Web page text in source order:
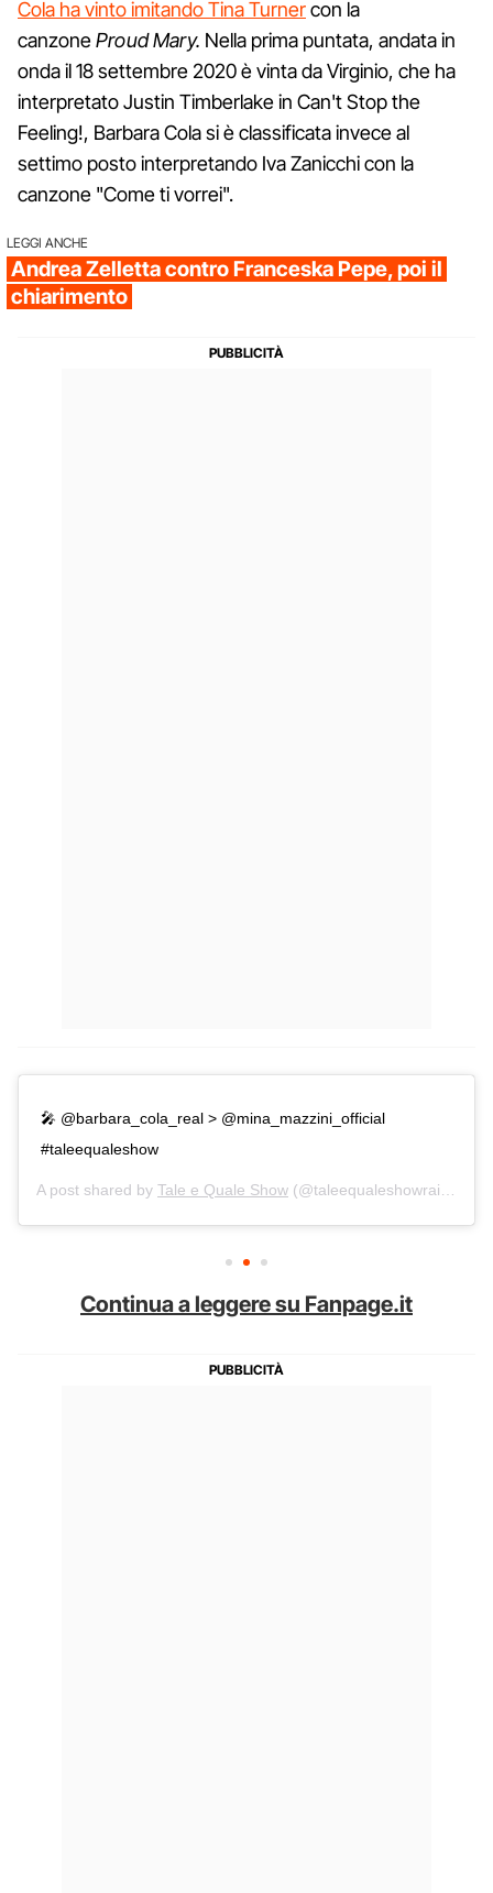
Cola ha vinto imitando Tina Turnercon la
canzoneProud Mary. Nella prima puntata, andata in
onda il 18 settembre 2020 è vinta da Virginio, che ha
interpretato Justin Timberlake in Can't Stop the
Feeling!, Barbara Cola si è classificata invece al
settimo posto interpretando Iva Zanicchi con la
canzone "Come ti vorrei".
LEGGI ANCHE
Andrea Zelletta contro Franceska Pepe, poi il
chiarimento
🎤 @barbara_cola_real > @mina_mazzini_official
#taleequaleshow
A post shared by Tale e Quale Show (@taleequaleshowrai) on
Continua a leggere su Fanpage.it